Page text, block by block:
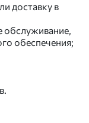
доставку в
обслуживание,
обеспечения;